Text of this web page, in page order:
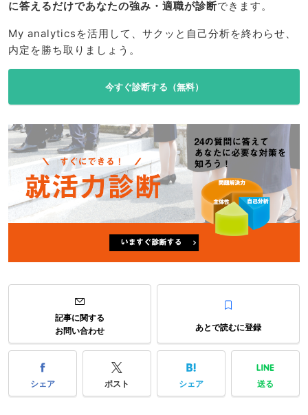
に答えるだけであなたの強み・適職が診断できます。
My analyticsを活用して、サクッと自己分析を終わらせ、
内定を勝ち取りましょう。
今すぐ診断する（無料）
記事に関する
お問い合わせ
あとで読むに登録
シェア ポスト シェア 送る